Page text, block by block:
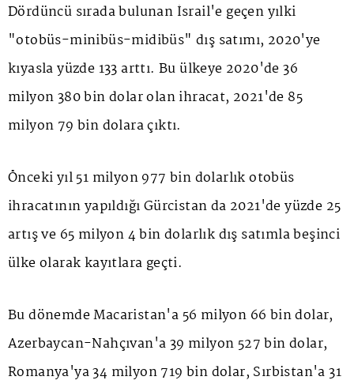
Dördüncü sırada bulunan İsrail'e geçen yılki
"otobüs-minibüs-midibüs" dış satımı, 2020'ye
kıyasla yüzde 133 arttı. Bu ülkeye 2020'de 36
milyon 380 bin dolar olan ihracat, 2021'de 85
milyon 79 bin dolara çıktı.
Önceki yıl 51 milyon 977 bin dolarlık otobüs
ihracatının yapıldığı Gürcistan da 2021'de yüzde 25
artış ve 65 milyon 4 bin dolarlık dış satımla beşinci
ülke olarak kayıtlara geçti.
Bu dönemde Macaristan'a 56 milyon 66 bin dolar,
Azerbaycan-Nahçıvan'a 39 milyon 527 bin dolar,
Romanya'ya 34 milyon 719 bin dolar, Sırbistan'a 31